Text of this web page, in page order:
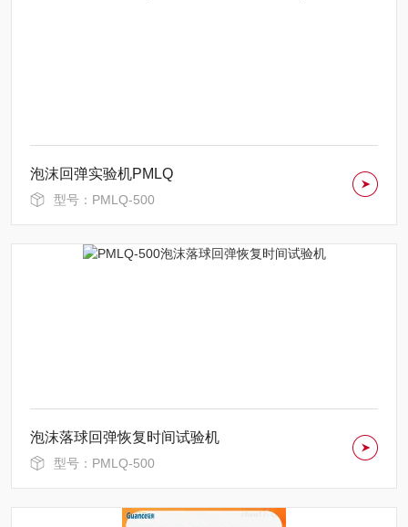
泡沫回弹实验机PMLQ
型号：PMLQ-500
泡沫落球回弹恢复时间试验机
型号：PMLQ-500